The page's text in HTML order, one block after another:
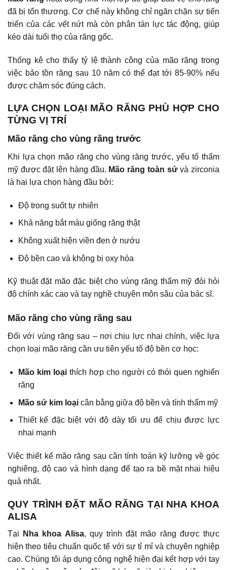
đã bị tổn thương. Cơ chế này không chỉ ngăn chặn sự tiến
triển của các vết nứt mà còn phân tán lực tác động, giúp
kéo dài tuổi thọ của răng gốc.
Thống kê cho thấy tỷ lệ thành công của mão răng trong
việc bảo tồn răng sau 10 năm có thể đạt tới 85-90% nếu
được chăm sóc đúng cách.
LỰA CHỌN LOẠI MÃO RĂNG PHÙ HỢP CHO
TỪNG VỊ TRÍ
Mão răng cho vùng răng trước
Khi lựa chọn mão răng cho vùng răng trước, yếu tố thẩm
mỹ được đặt lên hàng đầu. Mão răng toàn sứvà zirconia
là hai lựa chọn hàng đầu bởi:
Độ trong suốt tự nhiên
Khả năng bắt màu giống răng thật
Không xuất hiện viền đen ở nướu
Độ bền cao và không bị oxy hóa
Kỹ thuật đặt mão đặc biệt cho vùng răng thẩm mỹ đòi hỏi
độ chính xác cao và tay nghề chuyên môn sâu của bác sĩ.
Mão răng cho vùng răng sau
Đối với vùng răng sau – nơi chịu lực nhai chính, việc lựa
chọn loại mão răng cần ưu tiên yếu tố độ bền cơ học:
Mão kim loạithích hợp cho người có thói quen nghiến
răng
Mão sứ kim loạicân bằng giữa độ bền và tính thẩm mỹ
Thiết kế đặc biệt với độ dày tối ưu để chịu được lực
nhai mạnh
Việc thiết kế mão răng sau cần tính toán kỹ lưỡng về góc
nghiêng, độ cao và hình dạng để tạo ra bề mặt nhai hiệu
quả nhất.
QUY TRÌNH ĐẶT MÃO RĂNG TẠI NHA KHOA
ALISA
Tại Nha khoa Alisa, quy trình đặt mão răng được thực
hiện theo tiêu chuẩn quốc tế với sự tỉ mỉ và chuyên nghiệp
cao. Chúng tôi áp dụng công nghệ hiện đại kết hợp với tay